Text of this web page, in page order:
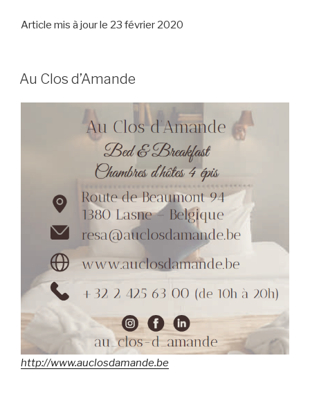
Article mis à jour le 23 février 2020
Au Clos d’Amande
http://www.auclosdamande.be